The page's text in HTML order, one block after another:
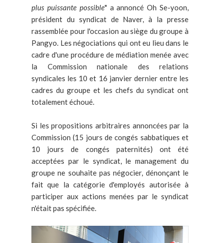
plus puissante possible" a annoncé Oh Se-yoon,
président du syndicat de Naver, à la presse
rassemblée pour l'occasion au siège du groupe à
Pangyo. Les négociations qui ont eu lieu dans le
cadre d'une procédure de médiation menée avec
la Commission nationale des relations
syndicales les 10 et 16 janvier dernier entre les
cadres du groupe et les chefs du syndicat ont
totalement échoué.
Si les propositions arbitraires annoncées par la
Commission (15 jours de congés sabbatiques et
10 jours de congés paternités) ont été
acceptées par le syndicat, le management du
groupe ne souhaite pas négocier, dénonçant le
fait que la catégorie d'employés autorisée à
participer aux actions menées par le syndicat
n'était pas spécifiée.